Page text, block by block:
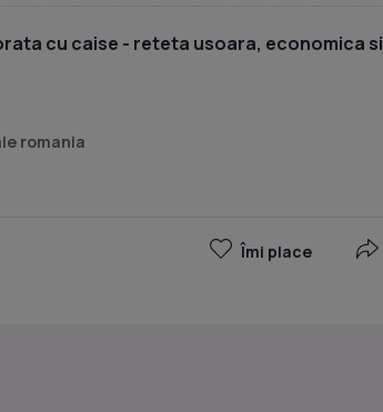
cu caise - reteta usoara, economica si
romania
Îmi place